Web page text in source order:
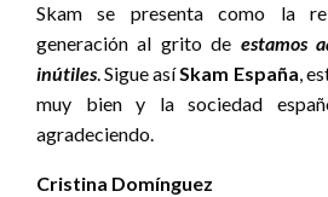
Skam se presenta como la
generación al grito de estamos
inútiles. Sigue asíSkam España,
muy bien y la sociedad
agradeciendo.
Cristina Domínguez